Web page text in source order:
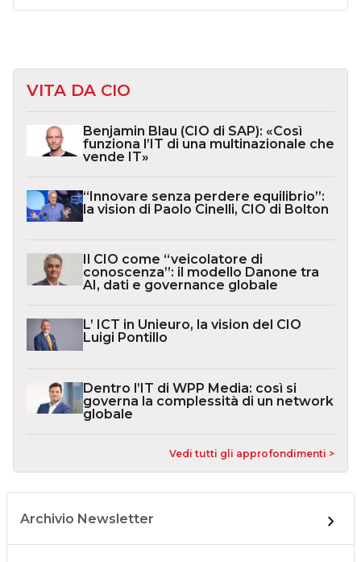
VITA DA CIO
Benjamin Blau (CIO di SAP): «Così
funziona l’IT di una multinazionale che
vende IT»
“Innovare senza perdere equilibrio”:
la vision di Paolo Cinelli, CIO di Bolton
Il CIO come “veicolatore di
conoscenza”: il modello Danone tra
AI, dati e governance globale
L’ ICT in Unieuro, la vision del CIO
Luigi Pontillo
Dentro l’IT di WPP Media: così si
governa la complessità di un network
globale
Vedi tutti gli approfondimenti >
Archivio Newsletter